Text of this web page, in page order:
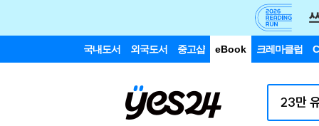
국내도서 외국도서 중고샵 eBook 크레마클럽